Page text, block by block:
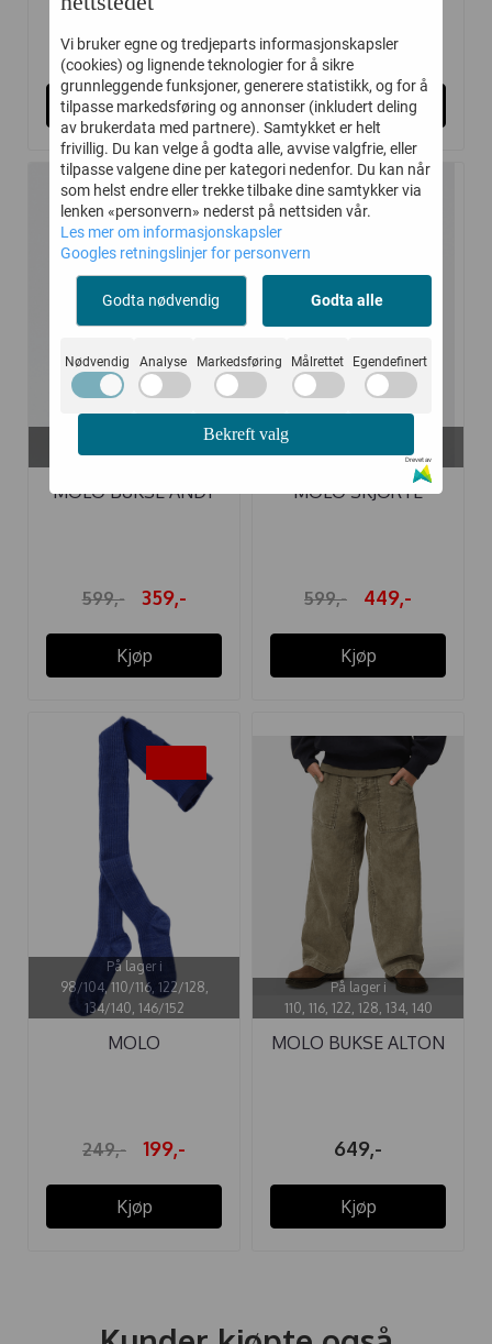
549,- 329,-
Kjøp
599,- 389,-
Kjøp
-40%
116, 122, 128, 134
MOLO BUKSE ANDY
599,- 359,-
Kjøp
110/116, 134/140, 170/176
MOLO SKJORTE
599,- 449,-
Kjøp
På lager i
98/104, 110/116, 122/128,
134/140, 146/152
MOLO
249,- 199,-
Kjøp
På lager i
110, 116, 122, 128, 134, 140
MOLO BUKSE ALTON
649,-
Kjøp
Vi bruker egne og tredjeparts informasjonskapsler
(cookies) og lignende teknologier for å sikre
grunnleggende funksjoner, generere statistikk, og for å
tilpasse markedsføring og annonser (inkludert deling
av brukerdata med partnere). Samtykket er helt
frivillig. Du kan velge å godta alle, avvise valgfrie, eller
tilpasse valgene dine per kategori nedenfor. Du kan når
som helst endre eller trekke tilbake dine samtykker via
lenken «personvern» nederst på nettsiden vår.
Les mer om informasjonskapsler
Googles retningslinjer for personvern
Godta nødvendig Godta alle
Nødvendig Analyse Markedsføring Målrettet Egendefinert
Bekreft valg
Drevet av